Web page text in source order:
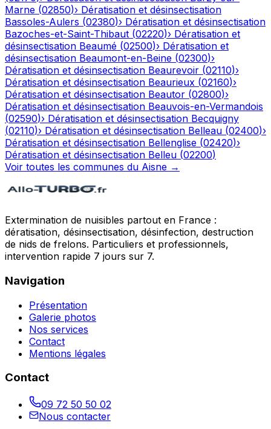
Marne (02850)› Dératisation et désinsectisation
Bassoles-Aulers (02380)› Dératisation et désinsectisation
Bazoches-et-Saint-Thibaut (02220)› Dératisation et
désinsectisation Beaumé (02500)› Dératisation et
désinsectisation Beaumont-en-Beine (02300)›
Dératisation et désinsectisation Beaurevoir (02110)›
Dératisation et désinsectisation Beaurieux (02160)›
Dératisation et désinsectisation Beautor (02800)›
Dératisation et désinsectisation Beauvois-en-Vermandois
(02590)› Dératisation et désinsectisation Becquigny
(02110)› Dératisation et désinsectisation Belleau (02400)›
Dératisation et désinsectisation Bellenglise (02420)›
Dératisation et désinsectisation Belleu (02200)
Voir toutes les communes du Aisne →
Extermination de nuisibles partout en France :
dératisation, désinsectisation, désinfection, destruction
de nids de frelons. Particuliers et professionnels,
intervention rapide 7 jours sur 7.
Navigation
Présentation
Galerie photos
Nos services
Contact
Mentions légales
Contact
09 72 50 50 02
Nous contacter